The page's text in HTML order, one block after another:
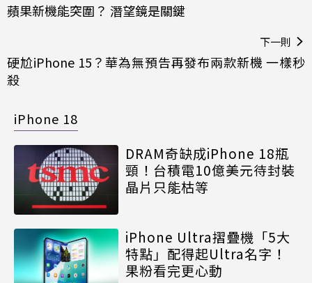
蘋果新機能突圍？ 潛望鏡是關鍵
下一則
硬尬iPhone 15？華為無預告再發布兩款新機 一樣秒
殺
iPhone 18
DRAM奇缺成iPhone 18瓶
頸！台積電10億美元待封裝
晶片只能枯等
iPhone Ultra摺疊機「5大
特點」配得起Ultra名字！
果粉看完更心動